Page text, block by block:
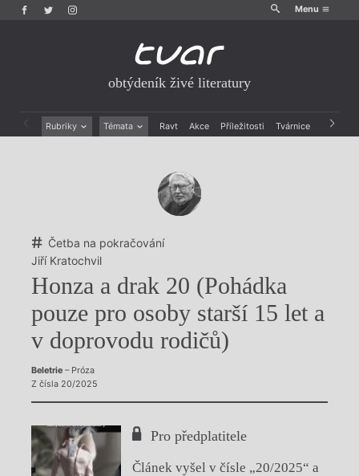
Menu
obtýdeník živé literatury
Rubriky Témata Ravt Akce Příležitosti Tvárnice Archiv
Rozhovory
Dokument
Četba na pokračování
Jiří Kratochvil
Honza a drak 20 (Pohádka
pouze pro osoby starší 15 let a
v doprovodu rodičů)
Beletrie– Próza
Z čísla 20/2025
Pro předplatitele
Článek vyšel v čísle „20/2025“ a